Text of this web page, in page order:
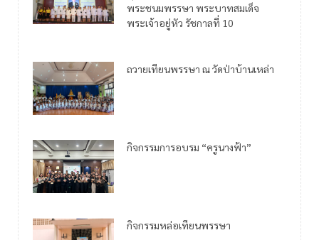
พระชนมพรรษา พระบาทสมเด็จ
พระเจ้าอยู่หัว รัชกาลที่ 10
ถวายเทียนพรรษา ณ วัดป่าบ้านเหล่า
กิจกรรมการอบรม “ครูนางฟ้า”
กิจกรรมหล่อเทียนพรรษา